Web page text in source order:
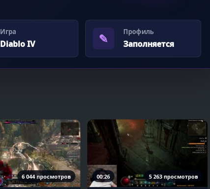
Игра
Diablo IV ✎ Профиль
Заполняется
6 044 просмотров 00:26 5 263 просмотров